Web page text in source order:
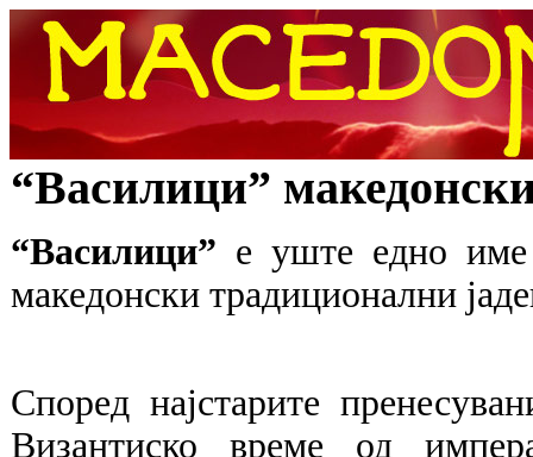
“Василици”
“Василици” е уште едно
македонски традиционални
Според најстарите
Византиско време од